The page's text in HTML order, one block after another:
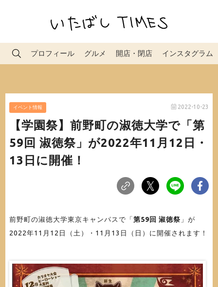
プロフィール グルメ 開店・閉店 インスタグラム
イベント情報 2022-10-23
【学園祭】前野町の淑徳大学で「第
59回 淑徳祭」が2022年11月12日・
13日に開催！
前野町の淑徳大学東京キャンパスで「第59回 淑徳祭 」が
2022年11月12日（土）・11月13日（日）に開催されます！